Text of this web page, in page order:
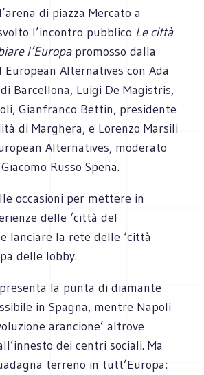
di piazza Mercato a
l’incontro pubblico Le città
l’Europapromosso dalla
Alternatives con Ada
Barcellona, Luigi De Magistris,
Gianfranco Bettin, presidente
di Marghera, e Lorenzo Marsili
Alternatives, moderato
Russo Spena.
occasioni per mettere in
delle ‘città del
lanciare la rete delle ‘città
delle lobby.
la punta di diamante
in Spagna, mentre Napoli
arancione’ altrove
dei centri sociali. Ma
terreno in tutt’Europa: